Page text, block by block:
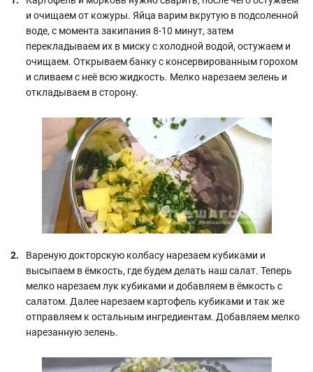
и очищаем от кожуры. Яйца варим вкрутую в подсоленной
воде, с момента закипания 8-10 минут, затем
перекладываем их в миску с холодной водой, остужаем и
очищаем. Открываем банку с консервированным горохом
и сливаем с неё всю жидкость. Мелко нарезаем зелень и
откладываем в сторону.
Вареную докторскую колбасу нарезаем кубиками и
высыпаем в ёмкость, где будем делать наш салат. Теперь
мелко нарезаем лук кубиками и добавляем в ёмкость с
салатом. Далее нарезаем картофель кубиками и так же
отправляем к остальным ингредиентам. Добавляем мелко
нарезанную зелень.